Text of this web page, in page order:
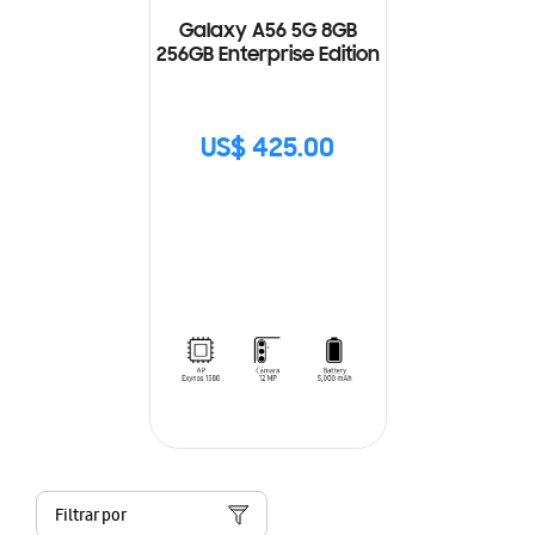
Galaxy A56 5G 8GB
256GB Enterprise Edition
US$ 425.00
Filtrar por